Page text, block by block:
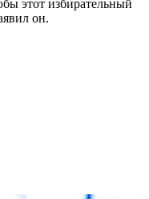
этот избирательный
он.